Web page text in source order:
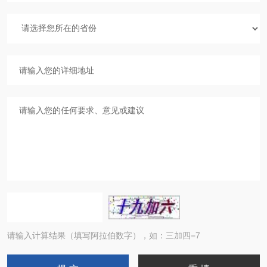
请输入计算结果（填写阿拉伯数字），如：三加四=7